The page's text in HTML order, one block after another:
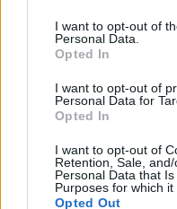
I want to opt-out of
Personal Data.
Opted In
I want to opt-out of
Personal Data for
Opted In
I want to opt-out of
Retention, Sale,
Personal Data that
Purposes for which it
Opted Out